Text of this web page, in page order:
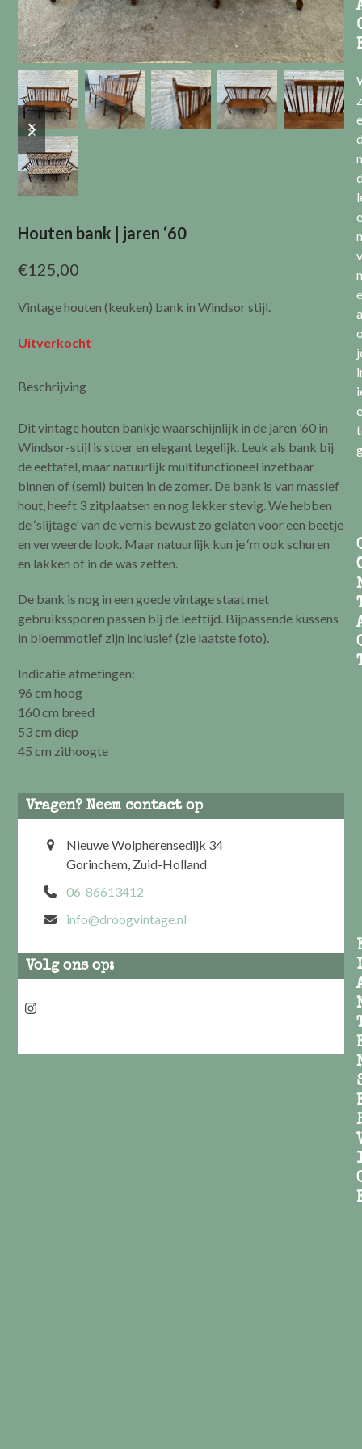
previous
slide
next
slide
Houten bank | jaren ‘60
€125,00
Vintage houten (keuken) bank in Windsor stijl.
Uitverkocht
Beschrijving
Dit vintage houten bankje waarschijnlijk in de jaren ’60 in
Windsor-stijl is stoer en elegant tegelijk. Leuk als bank bij
de eettafel, maar natuurlijk multifunctioneel inzetbaar
binnen of (semi) buiten in de zomer. De bank is van massief
hout, heeft 3 zitplaatsen en nog lekker stevig. We hebben
de ‘slijtage’ van de vernis bewust zo gelaten voor een beetje
en verweerde look. Maar natuurlijk kun je ‘m ook schuren
en lakken of in de was zetten.
De bank is nog in een goede vintage staat met
gebruikssporen passen bij de leeftijd. Bijpassende kussens
in bloemmotief zijn inclusief (zie laatste foto).
Indicatie afmetingen:
96 cm hoog
160 cm breed
53 cm diep
45 cm zithoogte
Vragen? Neem contact op
Nieuwe Wolpherensedijk 34
Gorinchem, Zuid-Holland
06-86613412
info@droogvintage.nl
Volg ons op:
Instagram